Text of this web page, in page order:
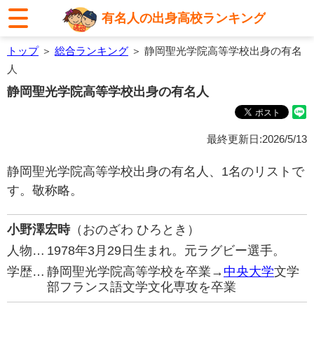
有名人の出身高校ランキング
トップ＞ 総合ランキング ＞ 静岡聖光学院高等学校出身の有名
人
静岡聖光学院高等学校出身の有名人
最終更新日:2026/5/13
静岡聖光学院高等学校出身の有名人、1名のリストで
す。敬称略。
小野澤宏時（おのざわ ひろとき）
人物… 1978年3月29日生まれ。元ラグビー選手。
学歴… 静岡聖光学院高等学校を卒業→ 中央大学文学
部フランス語文学文化専攻を卒業